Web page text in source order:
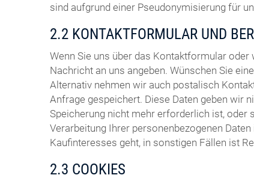
sind aufgrund einer Pseudonymisierung für
2.2 KONTAKTFORMULAR UND
Wenn Sie uns über das Kontaktformular
Nachricht an uns angeben. Wünschen Sie
Alternativ nehmen wir auch postalisch
Anfrage gespeichert. Diese Daten geben wir
Speicherung nicht mehr erforderlich ist, oder
Verarbeitung Ihrer personenbezogenen
Kaufinteresses geht, in sonstigen Fällen ist
2.3 COOKIES